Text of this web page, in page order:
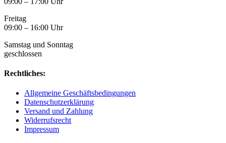
Freitag
09:00 – 16:00 Uhr
Samstag und Sonntag
geschlossen
Rechtliches:
Allgemeine Geschäftsbedingungen
Datenschutzerklärung
Versand und Zahlung
Widerrufsrecht
Impressum